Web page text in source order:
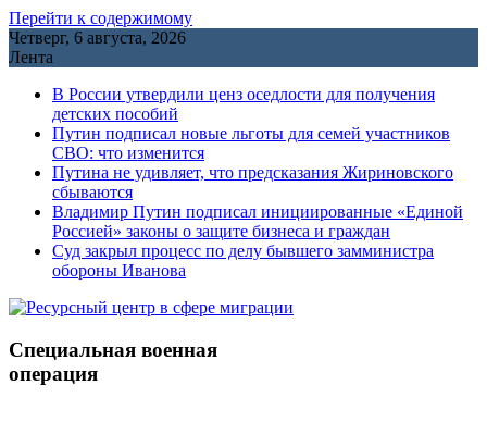
Перейти к содержимому
Четверг, 6 августа, 2026
Лента
В России утвердили ценз оседлости для получения
детских пособий
Путин подписал новые льготы для семей участников
СВО: что изменится
Путина не удивляет, что предсказания Жириновского
сбываются
Владимир Путин подписал инициированные «Единой
Россией» законы о защите бизнеса и граждан
Cуд закрыл процесс по делу бывшего замминистра
обороны Иванова
Специальная военная
операция